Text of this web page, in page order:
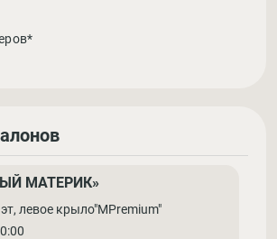
МАТЕРИК»
левое крыло"MPremium"